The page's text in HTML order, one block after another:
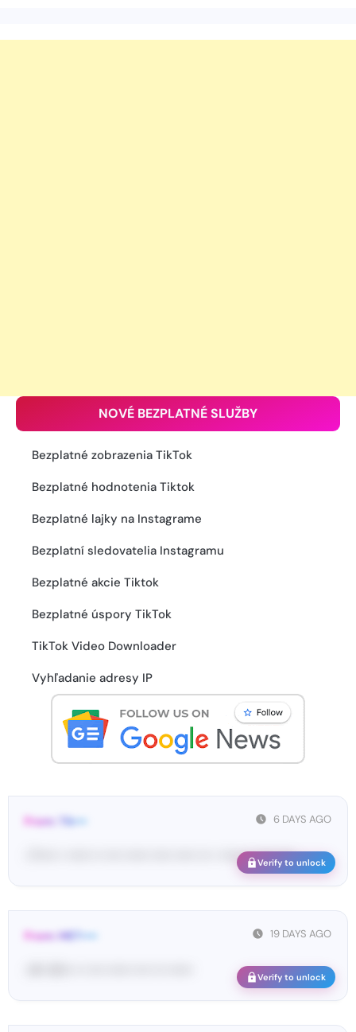
NOVÉ BEZPLATNÉ SLUŽBY
Bezplatné zobrazenia TikTok
Bezplatné hodnotenia Tiktok
Bezplatné lajky na Instagrame
Bezplatní sledovatelia Instagramu
Bezplatné akcie Tiktok
Bezplatné úspory TikTok
TikTok Video Downloader
Vyhľadanie adresy IP
6 DAYS AGO
From: Tik•••
<T••••• • •••••• •• •••• •••••• ••••• ••••• ••• • •••••• •• •••• •••• ...
Verify to unlock
19 DAYS AGO
From: MET••••
Verify to unlock